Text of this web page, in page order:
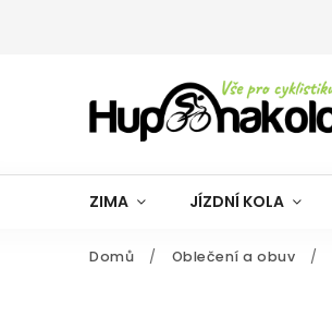
ZIMA JÍZDNÍ KOLA
Domů / Oblečení a obuv /